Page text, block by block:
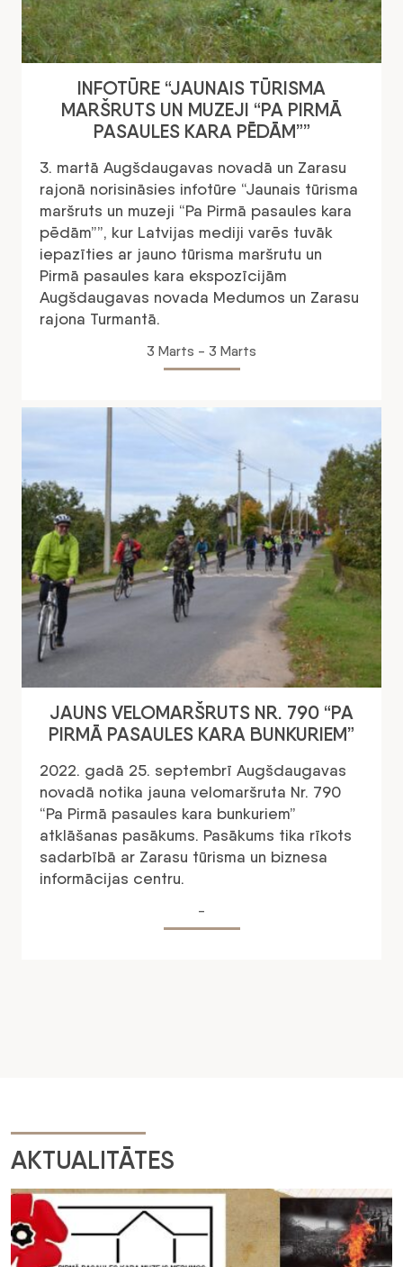
INFOTŪRE “JAUNAIS TŪRISMA
MARŠRUTS UN MUZEJI “PA PIRMĀ
PASAULES KARA PĒDĀM””
3. martā Augšdaugavas novadā un Zarasu
rajonā norisināsies infotūre “Jaunais tūrisma
maršruts un muzeji “Pa Pirmā pasaules kara
pēdām””, kur Latvijas mediji varēs tuvāk
iepazīties ar jauno tūrisma maršrutu un
Pirmā pasaules kara ekspozīcijām
Augšdaugavas novada Medumos un Zarasu
rajona Turmantā.
3 Marts - 3 Marts
JAUNS VELOMARŠRUTS NR. 790 “PA
PIRMĀ PASAULES KARA BUNKURIEM”
2022. gadā 25. septembrī Augšdaugavas
novadā notika jauna velomaršruta Nr. 790
“Pa Pirmā pasaules kara bunkuriem”
atklāšanas pasākums. Pasākums tika rīkots
sadarbībā ar Zarasu tūrisma un biznesa
informācijas centru.
-
AKTUALITĀTES